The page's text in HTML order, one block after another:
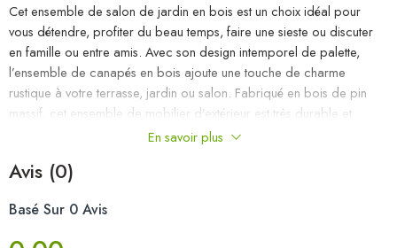
Cet ensemble de salon de jardin en bois est un choix idéal pour
vous détendre, profiter du beau temps, faire une sieste ou discuter
en famille ou entre amis. Avec son design intemporel de palette,
l’ensemble de canapés en bois ajoute une touche de charme
rustique à votre terrasse, jardin ou salon. Fabriqué en bois de pin
massif, cet ensemble de mobilier d’extérieur est très durable et
résistant aux intempéries. Cet ensemble de canapés a une
conception modulaire permet également de placer l’ensemble dans
prolonger la durée de vie des meubles d’extérieur, nous vous
En savoir plus
Avis (0)
Basé Sur 0 Avis